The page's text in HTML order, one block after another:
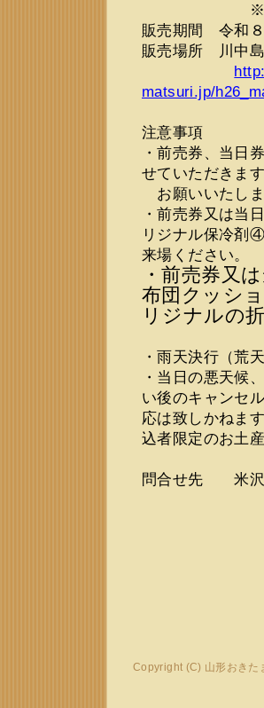
※約130席
販売期間 令和８
販売場所 川中島
matsuri.jp/
注意事項
・前売券、当日
せていただきま
お願いいたし
・前売券又は
リジナル保冷剤
来場ください。
・前売券又
布団クッシ
リジナルの
・雨天決行（荒
・当日の悪天候
い後のキャンセ
応は致しかねま
込者限定のお土
問合せ先 米沢
Copyright (C) 山形おき